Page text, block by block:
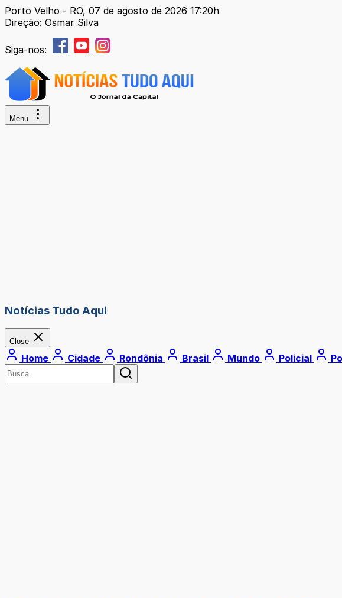
Porto Velho - RO, 07 de agosto de 2026 17:20h
Direção: Osmar Silva
Siga-nos:
Menu
Notícias Tudo Aqui
Close
Home Cidade Rondônia Brasil Mundo Policial